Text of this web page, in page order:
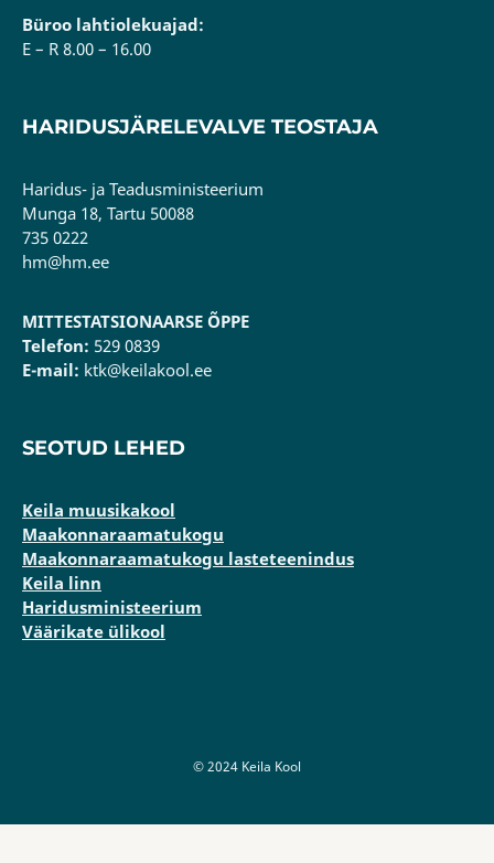
Büroo lahtiolekuajad:
E – R 8.00 – 16.00
HARIDUSJÄRELEVALVE TEOSTAJA
Haridus- ja Teadusministeerium
Munga 18, Tartu 50088
735 0222
hm@hm.ee
MITTESTATSIONAARSE ÕPPE
Telefon: 529 0839
E-mail: ktk@keilakool.ee
SEOTUD LEHED
Keila muusikakool
Maakonnaraamatukogu
Maakonnaraamatukogu lasteteenindus
Keila linn
Haridusministeerium
Väärikate ülikool
© 2024 Keila Kool